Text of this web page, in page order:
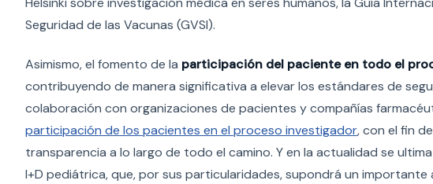
Seguridad de las Vacunas (GVSI).
Asimismo, el fomento de la participación del paciente en todo el
contribuyendo de manera significativa a elevar los estándares de
colaboración con organizaciones de pacientes y compañías
participación de los pacientes en el proceso investigador, con el fin
transparencia a lo largo de todo el camino. Y en la actualidad se
I+D pediátrica, que, por sus particularidades, supondrá un